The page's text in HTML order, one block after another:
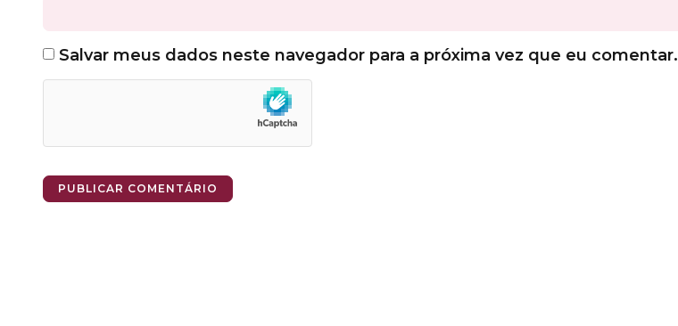
Salvar meus dados neste navegador para a próxima vez que eu comentar.